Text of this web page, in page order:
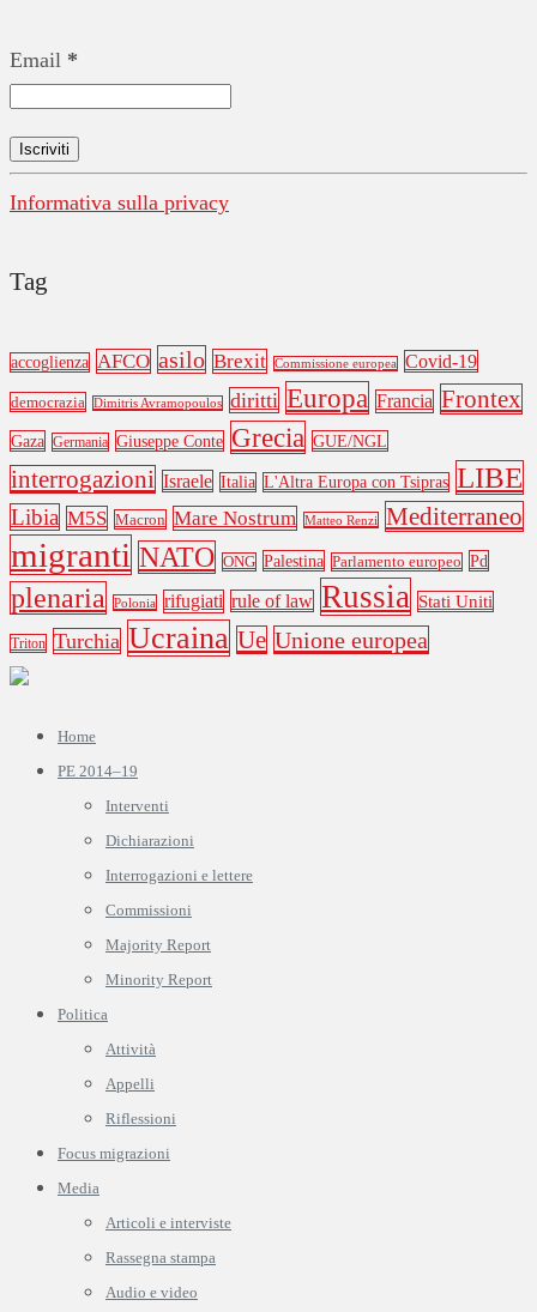
Email *
Informativa sulla privacy
Tag
accoglienza AFCO asilo Brexit Commissione europea Covid-19
democrazia Dimitris Avramopoulos diritti Europa Francia Frontex
Gaza Germania Giuseppe Conte Grecia GUE/NGL
interrogazioni Israele Italia L'Altra Europa con Tsipras LIBE
Libia M5S Macron Mare Nostrum Matteo Renzi Mediterraneo
migranti NATO ONG Palestina Parlamento europeo Pd
plenaria Polonia rifugiati rule of law Russia Stati Uniti
Triton Turchia Ucraina Ue Unione europea
Home
PE 2014–19
Interventi
Dichiarazioni
Interrogazioni e lettere
Commissioni
Majority Report
Minority Report
Politica
Attività
Appelli
Riflessioni
Focus migrazioni
Media
Articoli e interviste
Rassegna stampa
Audio e video